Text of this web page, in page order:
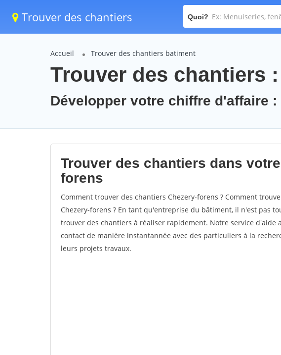
Trouver des chantiers Quoi?
Accueil Trouver des chantiers batiment
Trouver des chantiers
Développer votre chiffre d'affaire :
Trouver des chantiers dans
forens
Comment trouver des chantiers Chezery-forens ? Comment
Chezery-forens ? En tant qu'entreprise du bâtiment, il n'est pas
trouver des chantiers à réaliser rapidement. Notre service d'aide
contact de manière instantannée avec des particuliers à la
leurs projets travaux.